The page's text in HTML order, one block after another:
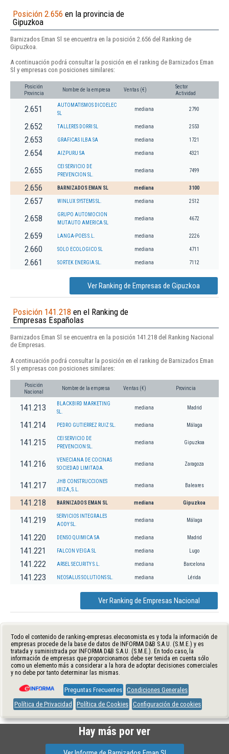
Posición 2.656 en la provincia de
Gipuzkoa
Barnizados Eman Sl se encuentra en la posición 2.656 del Ranking de
Gipuzkoa.
A continuación podrá consultar la posición en el ranking de Barnizados Eman
Sl y empresas con posiciones similares:
Posición
Provincia
Nombre de la empresa Ventas (€)
Sector
Actividad
2.651
AUTOMATISMOS DICOELEC
SL
mediana 2790
2.652 TALLERES DORRI SL mediana 2553
2.653 GRAFICAS ILBA SA mediana 1721
2.654 AIZPURU SA mediana 4321
2.655
CEI SERVICIO DE
PREVENCION SL.
mediana 7499
2.656 BARNIZADOS EMAN SL mediana 3100
2.657 WINLUX SYSTEMS SL. mediana 2512
2.658
GRUPO AUTOMOCION
MUTAUTO AMERICA SL
mediana 4672
2.659 LANGA-POES S.L. mediana 2226
2.660 SOLO ECOLOGICO SL mediana 4711
2.661 SORTEK ENERGIA SL. mediana 7112
Ver Ranking de Empresas de Gipuzkoa
Posición 141.218 en el Ranking de
Empresas Españolas
Barnizados Eman Sl se encuentra en la posición 141.218 del Ranking Nacional
de Empresas.
A continuación podrá consultar la posición en el ranking de Barnizados Eman
Sl y empresas con posiciones similares:
Posición
Nacional
Nombre de la empresa Ventas (€) Provincia
141.213
BLACKBIRD MARKETING
SL.
mediana Madrid
141.214 PEDRO GUTIERREZ RUIZ SL. mediana Málaga
141.215
CEI SERVICIO DE
PREVENCION SL.
mediana Gipuzkoa
141.216
VENECIANA DE COCINAS
SOCIEDAD LIMITADA.
mediana Zaragoza
141.217
JHB CONSTRUCCIONES
IBIZA, S.L.
mediana Baleares
141.218 BARNIZADOS EMAN SL mediana Gipuzkoa
141.219
SERVICIOS INTEGRALES
AODY SL.
mediana Málaga
141.220 DENSO QUIMICA SA mediana Madrid
141.221 FALCON VEIGA SL mediana Lugo
141.222 ARSEL SECURITY S.L. mediana Barcelona
141.223 NEOSALUS SOLUTIONS SL. mediana Lérida
Ver Ranking de Empresas Nacional
Todo el contenido de ranking-empresas.eleconomista.es y toda la información de
empresas procede de la base de datos de INFORMA D&B S.A.U. (S.M.E.) y es
tratada y suministrada por INFORMA D&B S.A.U. (S.M.E.). En todo caso, la
información de empresas que proporcionamos debe ser tenida en cuenta sólo
como un elemento más a considerar a la hora de adoptar decisiones comerciales
y no debe por tanto determinar las mismas.
Preguntas Frecuentes Condiciones Generales
Política de Privacidad
Política de Cookies Configuración de cookies
Hay más por ver